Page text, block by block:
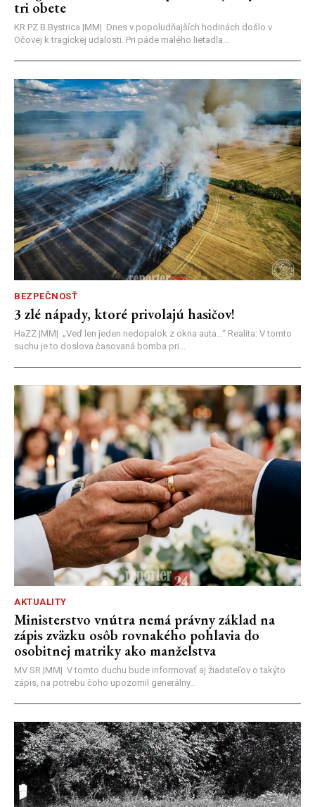
tri obete
KR PZ B.Bystrica |MM| Dnes v popoludňajších hodinách došlo v
Očovej k tragickej udalosti. Pri páde malého lietadla...
BEZPEČNOSŤ
3 zlé nápady, ktoré privolajú hasičov!
HaZZ |MM| ​„Veď len jeden nedopalok z okna auta...“ ​Realita: V tomto
suchu je to doslova časovaná bomba pri...
AKTUALITY
Ministerstvo vnútra nemá právny základ na
zápis zväzku osôb rovnakého pohlavia do
osobitnej matriky ako manželstva
MV SR |MM| V tomto duchu bude informovať aj žiadateľov o takýto
zápis, na potrebu čoho upozornil generálny...